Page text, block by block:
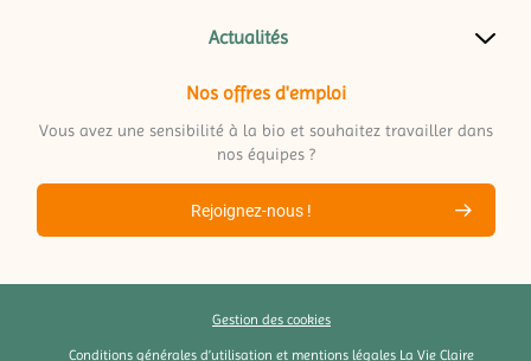
Actualités
Nos offres d'emploi
Vous avez une sensibilité à la bio et souhaitez travailler dans
nos équipes ?
Rejoignez-nous !
Gestion des cookies
Conditions générales d’utilisation et mentions légales La Vie Claire